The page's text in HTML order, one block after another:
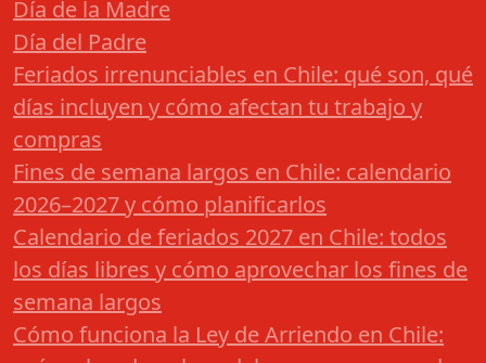
Día de la Madre
Día del Padre
Feriados irrenunciables en Chile: qué son, qué
días incluyen y cómo afectan tu trabajo y
compras
Fines de semana largos en Chile: calendario
2026–2027 y cómo planificarlos
Calendario de feriados 2027 en Chile: todos
los días libres y cómo aprovechar los fines de
semana largos
Cómo funciona la Ley de Arriendo en Chile: